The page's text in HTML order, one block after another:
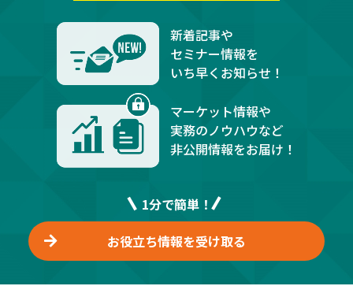
新着記事や
セミナー情報を
いち早くお知らせ！
マーケット情報や
実務のノウハウなど
非公開情報をお届け！
1分で簡単！
お役立ち情報を受け取る